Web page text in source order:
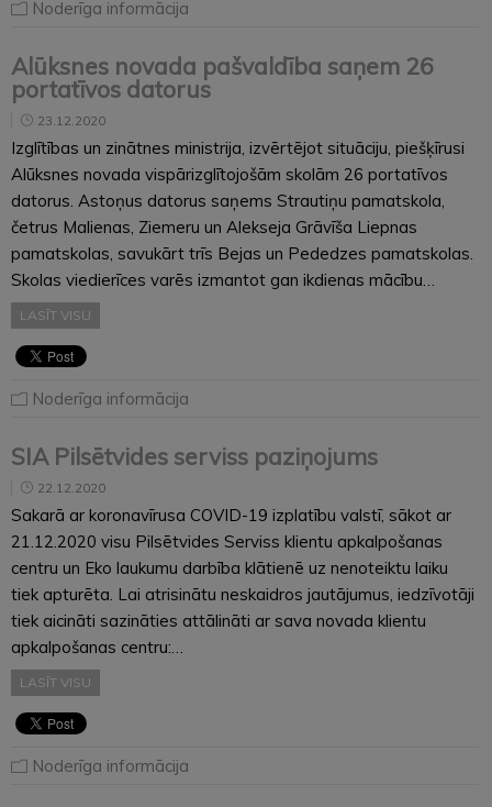
Noderīga informācija
Alūksnes novada pašvaldība saņem 26
portatīvos datorus
23.12.2020
Izglītības un zinātnes ministrija, izvērtējot situāciju, piešķīrusi
Alūksnes novada vispārizglītojošām skolām 26 portatīvos
datorus. Astoņus datorus saņems Strautiņu pamatskola,
četrus Malienas, Ziemeru un Alekseja Grāvīša Liepnas
pamatskolas, savukārt trīs Bejas un Pededzes pamatskolas.
Skolas viedierīces varēs izmantot gan ikdienas mācību…
LASĪT VISU
Noderīga informācija
SIA Pilsētvides serviss paziņojums
22.12.2020
Sakarā ar koronavīrusa COVID-19 izplatību valstī, sākot ar
21.12.2020 visu Pilsētvides Serviss klientu apkalpošanas
centru un Eko laukumu darbība klātienē uz nenoteiktu laiku
tiek apturēta. Lai atrisinātu neskaidros jautājumus, iedzīvotāji
tiek aicināti sazināties attālināti ar sava novada klientu
apkalpošanas centru:…
LASĪT VISU
Noderīga informācija